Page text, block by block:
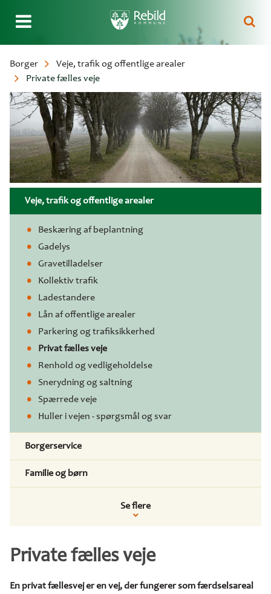
hovedindhold
Brødkrumme
Borger
Veje, trafik og offentlige arealer
Private fælles veje
Borgerservice
Familie og børn
Veje, trafik og offentlige arealer
Beskæring af beplantning
Gadelys
Gravetilladelser
Kollektiv trafik
Ladestandere
Lån af offentlige arealer
Parkering og trafiksikkerhed
Privat fælles veje
Renhold og vedligeholdelse
Snerydning og saltning
Spærrede veje
Huller i vejen - spørgsmål og svar
Se flere
Private fælles veje
En privat fællesvej er en vej, der fungerer som færdselsareal